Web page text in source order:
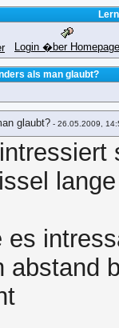
Login �ber Homepage
als man glaubt?
glaubt? - 26.05.2009,
es
abstand